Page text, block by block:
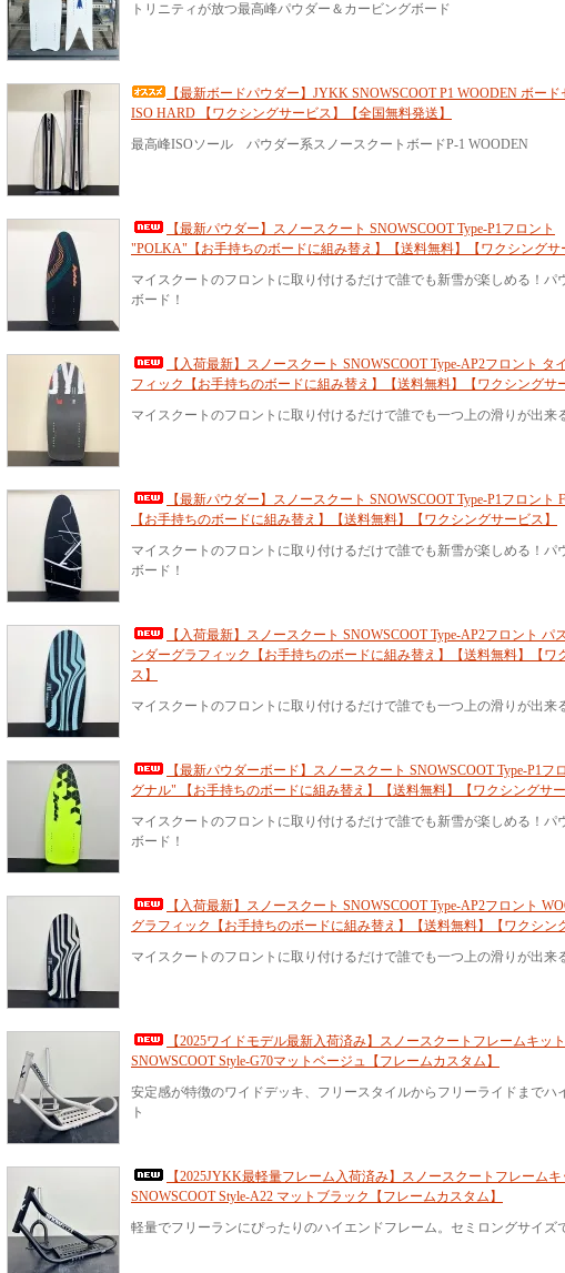
トリニティが放つ最高峰パウダー＆カービングボード
【最新ボードパウダー】JYKK SNOWSCOOT P1 WOODEN ボード
ISO HARD 【ワクシングサービス】【全国無料発送】
最高峰ISOソール パウダー系スノースクートボードP-1 WOODEN
【最新パウダー】スノースクート SNOWSCOOT Type-P1フロント
"POLKA"【お手持ちのボードに組み替え】【送料無料】【ワクシングサ
マイスクートのフロントに取り付けるだけで誰でも新雪が楽しめる！パ
ボード！
【入荷最新】スノースクート SNOWSCOOT Type-AP2フロント タ
フィック【お手持ちのボードに組み替え】【送料無料】【ワクシングサ
マイスクートのフロントに取り付けるだけで誰でも一つ上の滑りが出来
【最新パウダー】スノースクート SNOWSCOOT Type-P1フロント
【お手持ちのボードに組み替え】【送料無料】【ワクシングサービス】
マイスクートのフロントに取り付けるだけで誰でも新雪が楽しめる！パ
ボード！
【入荷最新】スノースクート SNOWSCOOT Type-AP2フロント パ
ンダーグラフィック【お手持ちのボードに組み替え】【送料無料】【ワ
ス】
マイスクートのフロントに取り付けるだけで誰でも一つ上の滑りが出来
【最新パウダーボード】スノースクート SNOWSCOOT Type-P1フ
グナル" 【お手持ちのボードに組み替え】【送料無料】【ワクシングサー
マイスクートのフロントに取り付けるだけで誰でも新雪が楽しめる！パ
ボード！
【入荷最新】スノースクート SNOWSCOOT Type-AP2フロント
グラフィック【お手持ちのボードに組み替え】【送料無料】【ワクシン
マイスクートのフロントに取り付けるだけで誰でも一つ上の滑りが出来
【2025ワイドモデル最新入荷済み】スノースクートフレームキット
SNOWSCOOT Style-G70マットベージュ【フレームカスタム】
安定感が特徴のワイドデッキ、フリースタイルからフリーライドまでハ
ト
【2025JYKK最軽量フレーム入荷済み】スノースクートフレームキ
SNOWSCOOT Style-A22 マットブラック【フレームカスタム】
軽量でフリーランにぴったりのハイエンドフレーム。セミロングサイズ